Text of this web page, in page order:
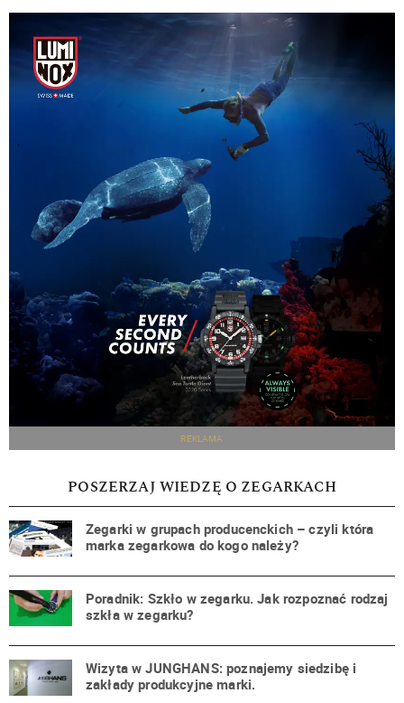
REKLAMA
POSZERZAJ WIEDZĘ O ZEGARKACH
Zegarki w grupach producenckich – czyli która
marka zegarkowa do kogo należy?
Poradnik: Szkło w zegarku. Jak rozpoznać rodzaj
szkła w zegarku?
Wizyta w JUNGHANS: poznajemy siedzibę i
zakłady produkcyjne marki.